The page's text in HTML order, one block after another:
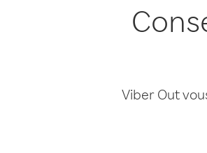
Viber Out